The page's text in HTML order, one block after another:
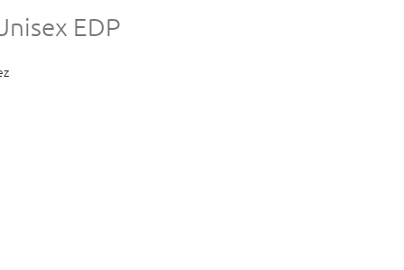
EDP
csillag.